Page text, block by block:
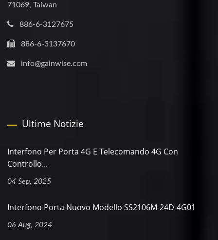
71069, Taiwan
886-6-3127675
886-6-3137670
info@gainwise.com
Ultime Notizie
Interfono Per Porta 4G E Telecomando 4G Con
Controllo...
04 Sep, 2025
Interfono Porta Nuovo Modello SS2106M-24D-4G01
06 Aug, 2024